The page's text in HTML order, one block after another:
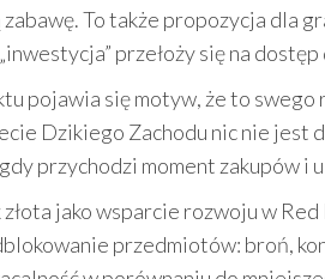
To także propozycja dla
przełoży się na
pojawia się motyw, że to swego
Dzikiego Zachodu nic nie jest
przychodzi moment zakupów i
jako wsparcie rozwoju w
przedmiotów: broń,